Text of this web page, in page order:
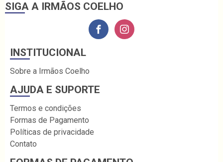
SIGA A IRMÃOS COELHO
INSTITUCIONAL
Sobre a Irmãos Coelho
AJUDA E SUPORTE
Termos e condições
Formas de Pagamento
Políticas de privacidade
Contato